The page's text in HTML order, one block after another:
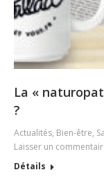
La «
?
Actualités, Bien-être,
Laisser un
Détails